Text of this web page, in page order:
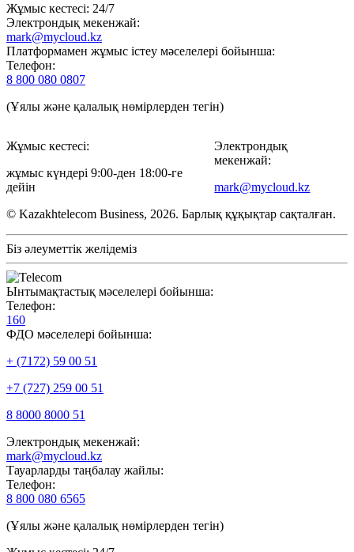
Жұмыс кестесі: 24/7
Электрондық мекенжай:
mark@mycloud.kz
Платформамен жұмыс істеу мәселелері бойынша:
Телефон:
8 800 080 0807
(Ұялы және қалалық нөмірлерден тегін)
Жұмыс кестесі:
жұмыс күндері 9:00-ден 18:00-ге
дейін
Электрондық
мекенжай:
mark@mycloud.kz
© Kazakhtelecom Business, 2026. Барлық құқықтар сақталған.
Біз әлеуметтік желідеміз
Ынтымақтастық мәселелері бойынша:
Телефон:
160
ФДО мәселелері бойынша:
+ (7172) 59 00 51
+7 (727) 259 00 51
8 8000 8000 51
Электрондық мекенжай:
mark@mycloud.kz
Тауарларды таңбалау жайлы:
Телефон:
8 800 080 6565
(Ұялы және қалалық нөмірлерден тегін)